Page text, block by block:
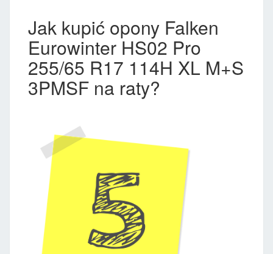
Jak kupić opony Falken
Eurowinter HS02 Pro
255/65 R17 114H XL M+S
3PMSF na raty?